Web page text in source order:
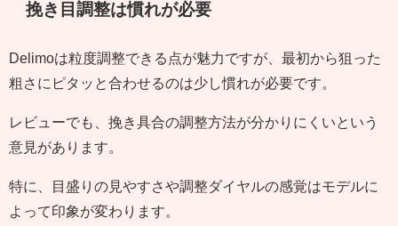
挽き目調整は慣れが必要
Delimoは粒度調整できる点が魅力ですが、最初から狙った
粗さにピタッと合わせるのは少し慣れが必要です。
レビューでも、挽き具合の調整方法が分かりにくいという
意見があります。
特に、目盛りの見やすさや調整ダイヤルの感覚はモデルに
よって印象が変わります。